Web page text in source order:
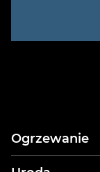
Ogrzewanie